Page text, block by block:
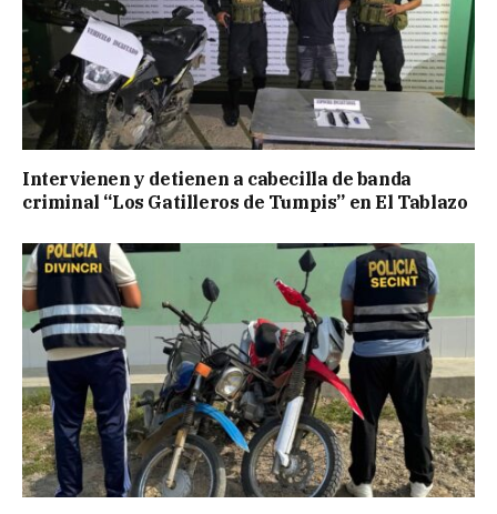
Intervienen y detienen a cabecilla de banda
criminal “Los Gatilleros de Tumpis” en El Tablazo